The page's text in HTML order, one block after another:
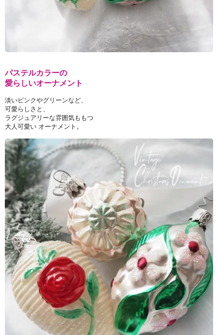
パステルカラーの
愛らしいオーナメント
淡いピンクやグリーンなど、
可愛らしさと、
ラグジュアリーな雰囲気ももつ
大人可愛い オーナメント。